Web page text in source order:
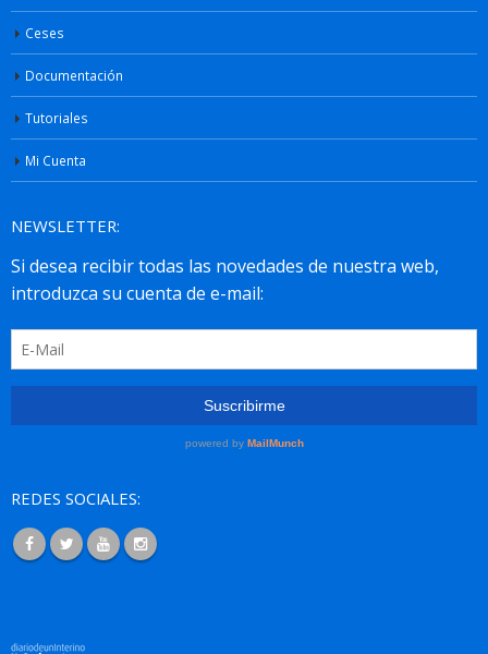
Ceses
Documentación
Tutoriales
Mi Cuenta
NEWSLETTER:
REDES SOCIALES: